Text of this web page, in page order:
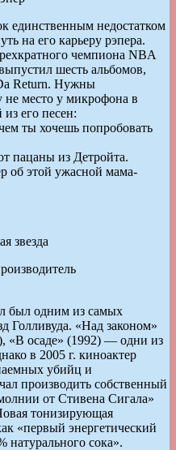
единственным недостатком
на его карьеру рэпера.
чемпиона NBA
шесть альбомов,
Return. Нужны
не место у микрофона в
его песен:
ты хочешь попробовать
пацаны из Детройта.
об этой ужасной мама-
звезда
был одним из самых
Голливуда. «Над законом»
«В осаде» (1992) — одни из
в 2005 г. киноактер
убийц и
производить собственный
от Стивена Сигала»
тонизирующая
«первый энергетический
натурального сока».